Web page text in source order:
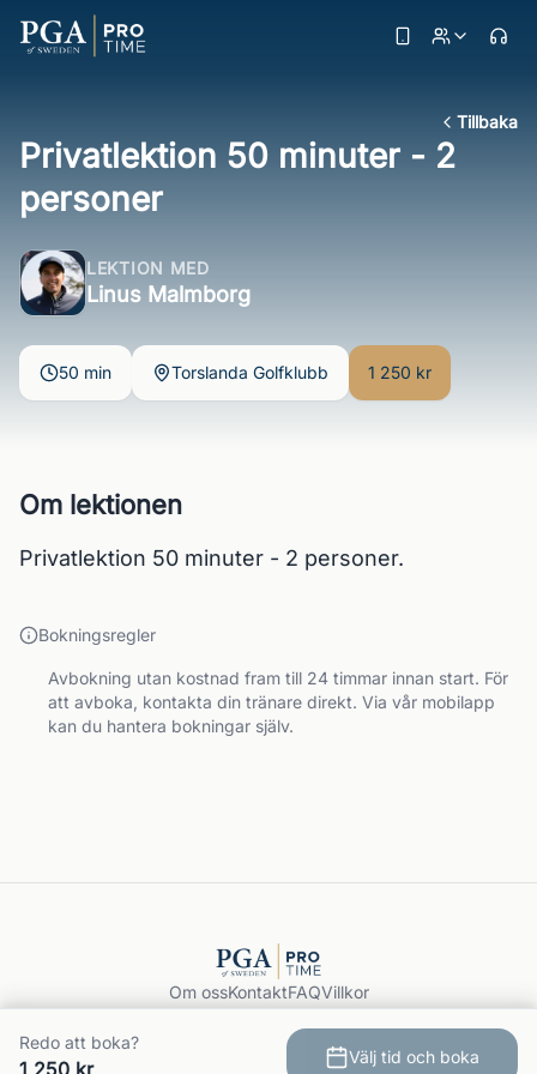
Tillbaka
Privatlektion 50 minuter - 2
personer
LEKTION MED
Linus Malmborg
50 min Torslanda Golfklubb 1 250 kr
Om lektionen
Privatlektion 50 minuter - 2 personer.
Bokningsregler
Avbokning utan kostnad fram till 24 timmar innan start. För
att avboka, kontakta din tränare direkt. Via vår mobilapp
kan du hantera bokningar själv.
Redo att boka?
1 250 kr
Välj tid och boka
Om ossKontaktFAQVillkor
GDPR